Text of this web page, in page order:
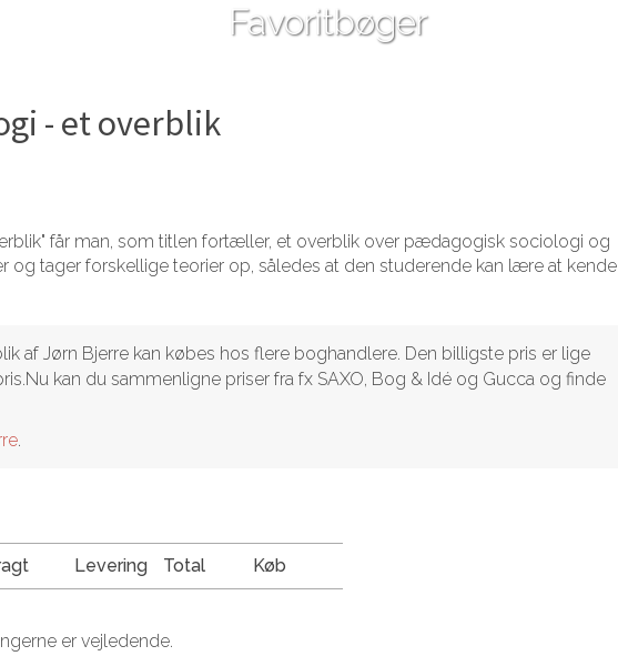
Favoritbøger
- et overblik
får man, som titlen fortæller, et overblik over pædagogisk sociologi og
og tager forskellige teorier op, således at den studerende kan lære at kende
af Jørn Bjerre kan købes hos flere boghandlere. Den billigste pris er lige
kan du sammenligne priser fra fx SAXO, Bog & Idé og Gucca og finde
.
Levering Total Køb
er vejledende.